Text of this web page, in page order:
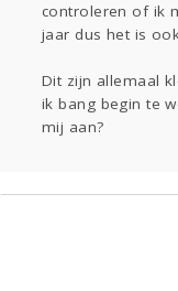
controleren of ik
jaar dus het is
Dit zijn allemaal
ik bang begin te
mij aan?